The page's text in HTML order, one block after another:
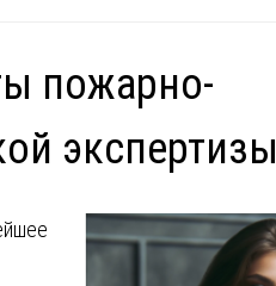
пожарно-
экспертизы